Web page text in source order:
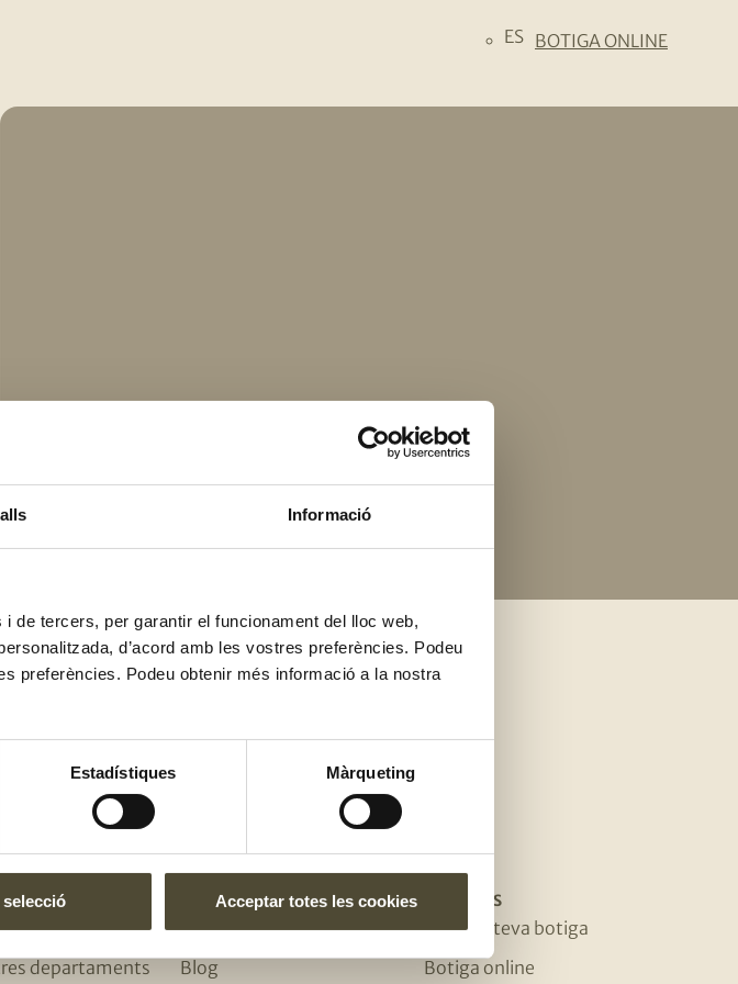
Informació
de tercers, per garantir el funcionament del lloc web,
d’acord amb les vostres preferències. Podeu
preferències. Podeu obtenir més informació a la nostra
Estadístiques Màrqueting
Acceptar totes les cookies
ES BOTIGA ONLINE
nostre
A L'EQUIP
a l’equip
departaments
T'INTERESSA
Receptes
Blog
BOTIGUES
Troba la teva botiga
Botiga online